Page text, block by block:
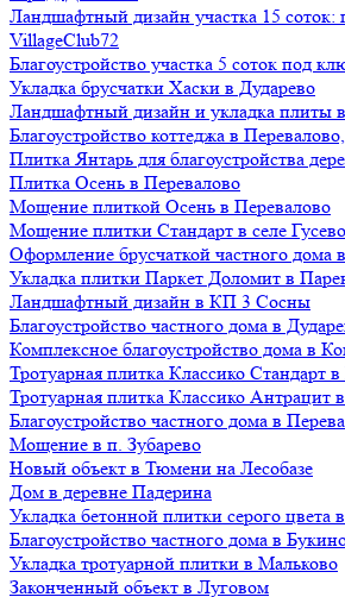
Ландшафтный дизайн участка 15 соток:
VillageClub72
Благоустройство участка 5 соток под
Укладка брусчатки Хаски в Дударево
Ландшафтный дизайн и укладка плиты
Благоустройство коттеджа в
Плитка Янтарь для благоустройства
Плитка Осень в Перевалово
Мощение плиткой Осень в Перевалово
Мощение плитки Стандарт в селе Гусево
Оформление брусчаткой частного дома
Укладка плитки Паркет Доломит в
Ландшафтный дизайн в КП 3 Сосны
Благоустройство частного дома в
Комплексное благоустройство дома в
Тротуарная плитка Классико Стандарт
Тротуарная плитка Классико
Благоустройство частного дома в
Мощение в п. Зубарево
Новый объект в Тюмени на Лесобазе
Дом в деревне Падерина
Укладка бетонной плитки серого цвета
Благоустройство частного дома в
Укладка тротуарной плитки в Мальково
Законченный объект в Луговом